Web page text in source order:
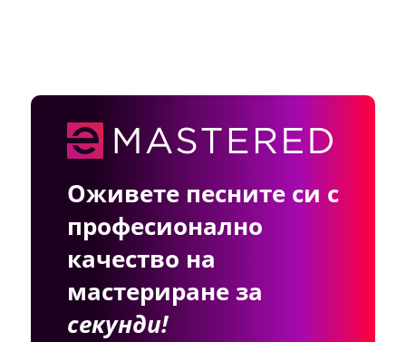
Оживете песните си с
професионално
качество на
мастериране за
секунди!